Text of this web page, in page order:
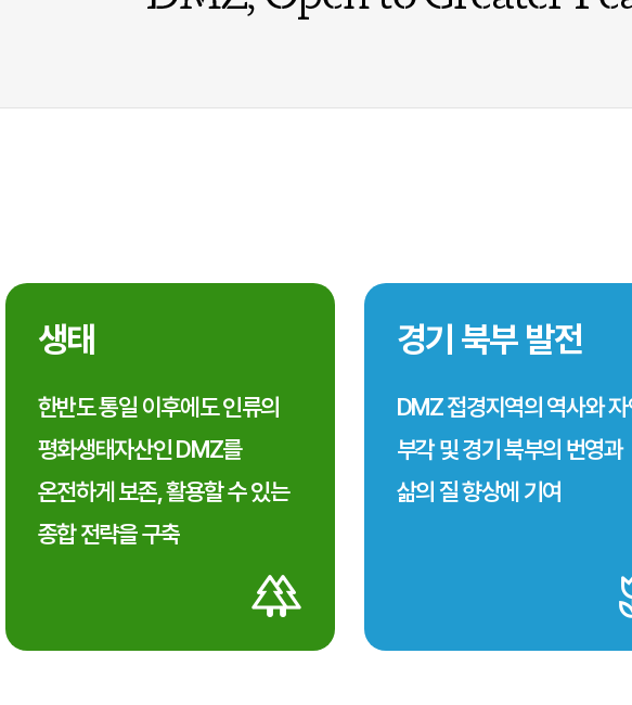
생태
한반도 통일 이후에도 인류의
평화생태자산인 DMZ를
온전하게 보존, 활용할 수 있는
종합 전략을 구축
경기 북부 발전
DMZ 접경지역의 역사와
부각 및 경기 북부의 번영과
삶의 질 향상에 기여